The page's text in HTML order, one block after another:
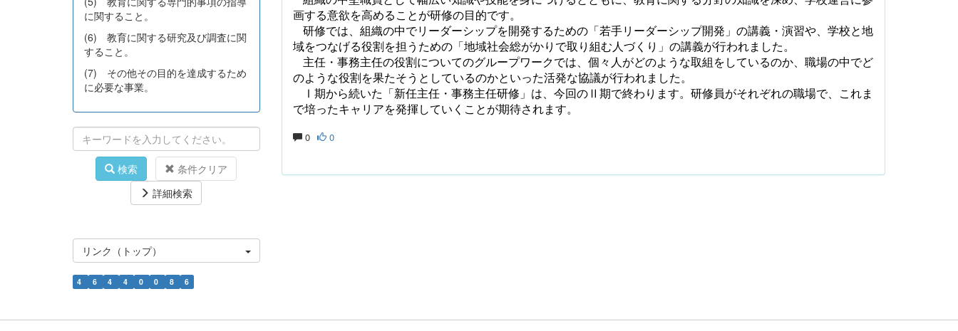
画する意欲を高めることが研修の目的です。
研修では、組織の中でリーダーシップを開発するための「若手リーダーシップ開発」の講義・演習や、学校と地
域をつなげる役割を担うための「地域社会総がかりで取り組む人づくり」の講義が行われました。
主任・事務主任の役割についてのグループワークでは、個々人がどのような取組をしているのか、職場の中でど
のような役割を果たそうとしているのかといった活発な協議が行われました。
Ⅰ期から続いた「新任主任・事務主任研修」は、今回のⅡ期で終わります。研修員がそれぞれの職場で、これま
で培ったキャリアを発揮していくことが期待されます。
0 0
に関すること。
(6) 教育に関する研究及び調査に関
すること。
(7) その他その目的を達成するため
に必要な事業。
検索
条件クリア
詳細検索
リンク（トップ）
4 6 4 4 0 0 8 6